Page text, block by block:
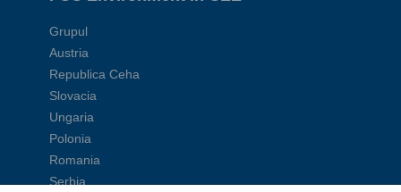
Grupul
Austria
Republica Ceha
Slovacia
Ungaria
Polonia
Romania
Serbia